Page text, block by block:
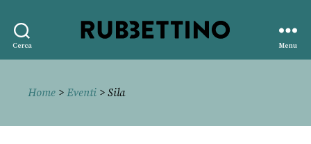
Cerca
editore
Menu
Home > Eventi > Sila